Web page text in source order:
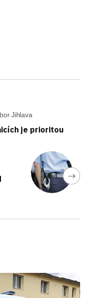
Jihlava
je prioritou